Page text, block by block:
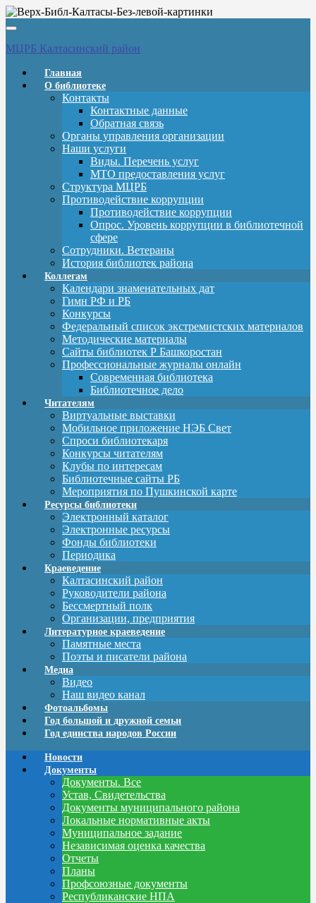
Вкл/
выкл
навигации
МЦРБ Калтасинский район
Главная
О библиотеке
Контакты
Контактные данные
Обратная связь
Органы управления организации
Наши услуги
Виды. Перечень услуг
МТО предоставления услуг
Структура МЦРБ
Противодействие коррупции
Противодействие коррупции
Опрос. Уровень коррупции в библиотечной
сфере
Сотрудники. Ветераны
История библиотек района
Коллегам
Календари знаменательных дат
Гимн РФ и РБ
Конкурсы
Федеральный список экстремистских материалов
Методические материалы
Сайты библиотек Р Башкоростан
Профессиональные журналы онлайн
Современная библиотека
Библиотечное дело
Читателям
Виртуальные выставки
Мобильное приложение НЭБ Свет
Спроси библиотекаря
Конкурсы читателям
Клубы по интересам
Библиотечные сайты РБ
Мероприятия по Пушкинской карте
Ресурсы библиотеки
Электронный каталог
Электронные ресурсы
Фонды библиотеки
Периодика
Краеведение
Калтасинский район
Руководители района
Бессмертный полк
Организации, предприятия
Литературное краеведение
Памятные места
Поэты и писатели района
Медиа
Видео
Наш видео канал
Фотоальбомы
Год большой и дружной семьи
Год единства народов России
Новости
Документы
Документы. Все
Устав, Свидетельства
Документы муниципального района
Локальные нормативные акты
Муниципальное задание
Независимая оценка качества
Отчеты
Планы
Профсоюзные документы
Республиканские НПА